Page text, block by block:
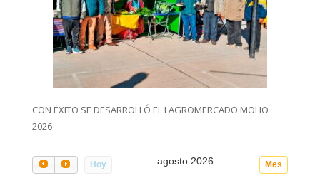
CON ÉXITO SE DESARROLLÓ EL I AGROMERCADO MOHO
2026
Hoy Mes
agosto 2026